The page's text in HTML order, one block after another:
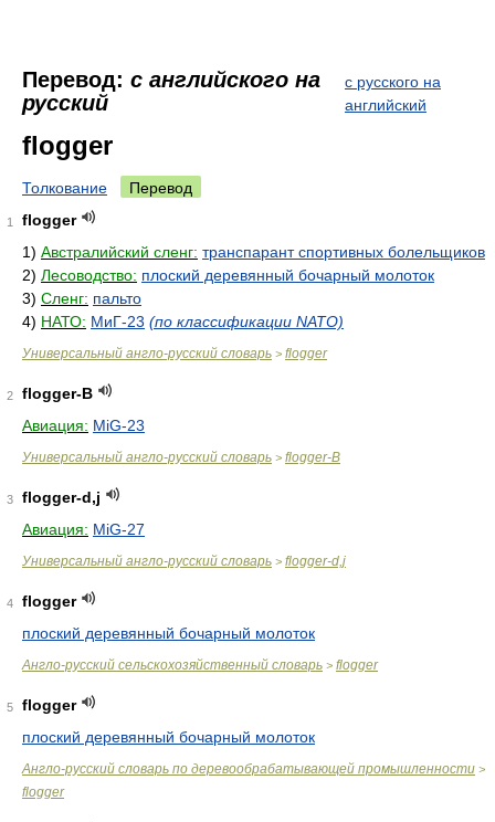
Перевод: с английского на
русский
с русского на
английский
flogger
Толкование Перевод
1
flogger
1) Австралийский сленг: транспарант спортивных болельщиков
2) Лесоводство: плоский деревянный бочарный молоток
3) Сленг: пальто
4) НАТО: МиГ-23 (по классификации NATO)
Универсальный англо-русский словарь > flogger
2
flogger-B
Авиация: MiG-23
Универсальный англо-русский словарь > flogger-B
3
flogger-d,j
Авиация: MiG-27
Универсальный англо-русский словарь > flogger-d,j
4
flogger
плоский деревянный бочарный молоток
Англо-русский сельскохозяйственный словарь > flogger
5
flogger
плоский деревянный бочарный молоток
Англо-русский словарь по деревообрабатывающей промышленности >
flogger